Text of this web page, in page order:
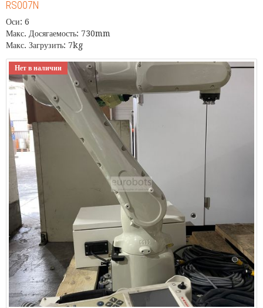
RS007N
Оси: 6
Макс. Досягаемость: 730mm
Макс. Загрузить: 7kg
Нет в наличии